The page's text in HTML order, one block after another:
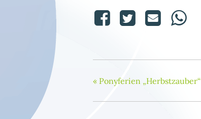
« Ponyferien „Herbstzauber“